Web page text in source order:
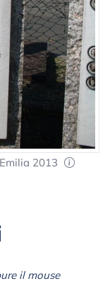
2013
il mouse